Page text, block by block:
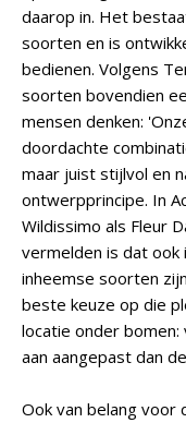
daarop in. Het
soorten en is
bedienen. Volgens
soorten bovendien
mensen denken:
doordachte
maar juist stijlvol en
ontwerpprincipe. In
Wildissimo als Fleur
vermelden is dat ook
inheemse soorten
beste keuze op die
locatie onder
aan aangepast dan
Ook van belang voor